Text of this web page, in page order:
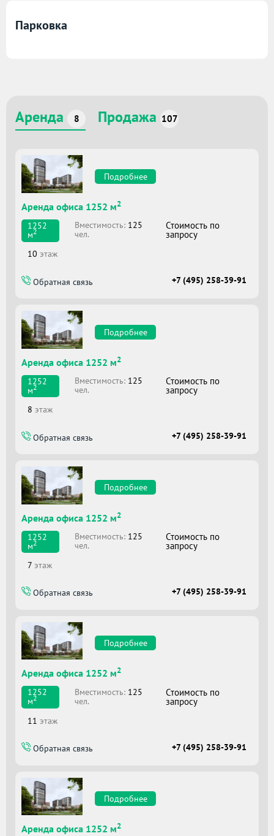
Парковка
Аренда 8 Продажа 107
Подробнее
Аренда офиса 1252 м2
1252
м2
Вместимоcть: 125
чел.
Стоимость по
запросу
10 этаж
Обратная связь +7 (495) 258-39-91
Подробнее
Аренда офиса 1252 м2
1252
м2
Вместимоcть: 125
чел.
Стоимость по
запросу
8 этаж
Обратная связь +7 (495) 258-39-91
Подробнее
Аренда офиса 1252 м2
1252
м2
Вместимоcть: 125
чел.
Стоимость по
запросу
7 этаж
Обратная связь +7 (495) 258-39-91
Подробнее
Аренда офиса 1252 м2
1252
м2
Вместимоcть: 125
чел.
Стоимость по
запросу
11 этаж
Обратная связь +7 (495) 258-39-91
Подробнее
Аренда офиса 1252 м2